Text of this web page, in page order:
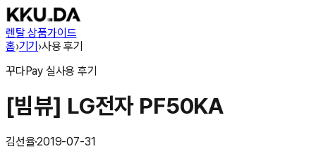
렌탈 상품가이드
홈›기기›사용 후기
꾸다Pay 실사용 후기
[빔뷰] LG전자 PF50KA
김선율·2019-07-31